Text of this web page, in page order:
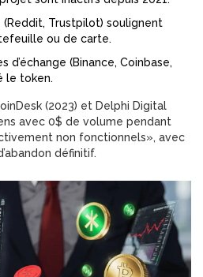
(Reddit, Trustpilot) soulignent
ou de carte.
d’échange (Binance, Coinbase,
le token.
(2023) et Delphi Digital
avec 0$ de volume pendant
non fonctionnels», avec
définitif.